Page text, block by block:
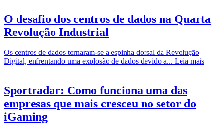
O desafio dos centros de dados na Quarta
Revolução Industrial
Os centros de dados tornaram-se a espinha dorsal da Revolução
Digital, enfrentando uma explosão de dados devido a... Leia mais
Sportradar: Como funciona uma das
empresas que mais cresceu no setor do
iGaming